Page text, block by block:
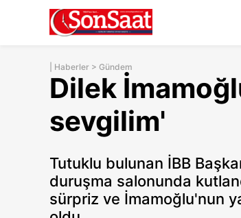
Haberler > Gündem
Dilek
sevgilim'
Tutuklu bulunan İBB
duruşma salonunda
sürpriz ve İmamoğlu'nun